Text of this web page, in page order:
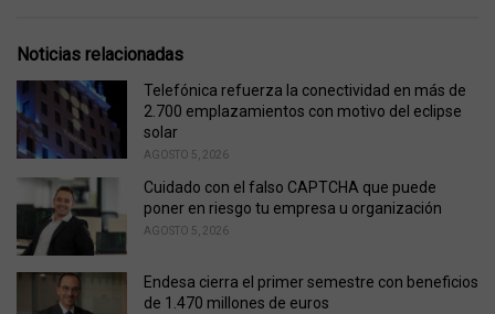
o
r
i
e
s
:
:Noticias relacionadas
Telefónica refuerza la conectividad en más de
2.700 emplazamientos con motivo del eclipse
solar
AGOSTO 5, 2026
Cuidado con el falso CAPTCHA que puede
poner en riesgo tu empresa u organización
AGOSTO 5, 2026
Endesa cierra el primer semestre con beneficios
de 1.470 millones de euros